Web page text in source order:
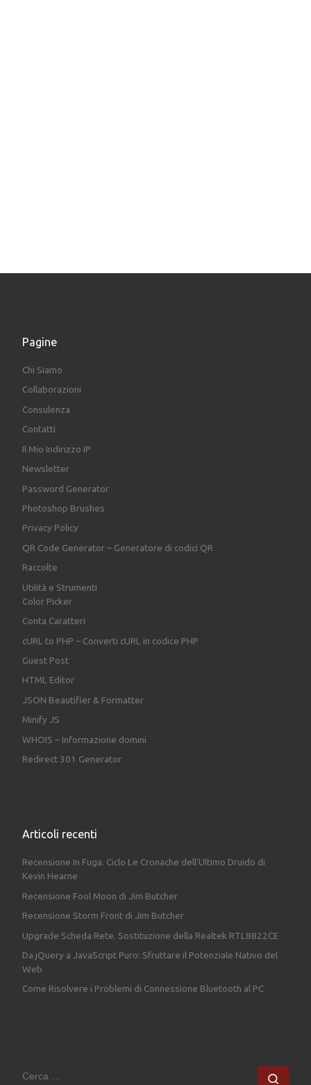
Pagine
Chi Siamo
Collaborazioni
Consulenza
Contatti
Il Mio Indirizzo IP
Newsletter
Password Generator
Photoshop Brushes
Privacy Policy
QR Code Generator – Generatore di codici QR
Raccolte
Utilità e Strumenti
Color Picker
Conta Caratteri
cURL to PHP – Converti cURL in codice PHP
Guest Post
HTML Editor
JSON Beautifier & Formatter
Minify JS
WHOIS – Informazione domini
Redirect 301 Generator
Articoli recenti
Recensione In Fuga. Ciclo Le Cronache dell’Ultimo Druido di
Kevin Hearne
Recensione Fool Moon di Jim Butcher
Recensione Storm Front di Jim Butcher
Upgrade Scheda Rete. Sostituzione della Realtek RTL8822CE
Da jQuery a JavaScript Puro: Sfruttare il Potenziale Nativo del
Web
Come Risolvere i Problemi di Connessione Bluetooth al PC
CERCA